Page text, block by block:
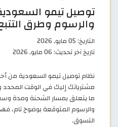
توصيل تيمو
والرسوم وطرق
التاريخ:05 مايو, 2026
تاريخ آخر تحديث:06 مايو, 2026
نظام توصيل تيمو السعودية من
مشترياتك إليك في الوقت
ما يتعلق بمسار الشحنة ومدة
والرسوم المتوقعة بوضوح تام،
التسوق.